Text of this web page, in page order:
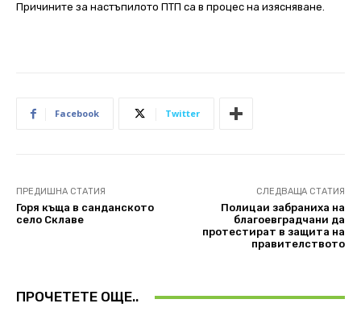
Причините за настъпилото ПТП са в процес на изясняване.
Facebook Twitter
ПРЕДИШНА СТАТИЯ
Горя къща в санданското
село Склаве
СЛЕДВАЩА СТАТИЯ
Полицаи забраниха на
благоевградчани да
протестират в защита на
правителството
ПРОЧЕТЕТЕ ОЩЕ..